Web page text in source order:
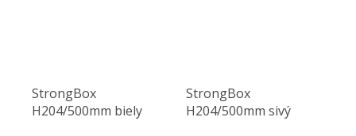
StrongBox
H204/500mm biely
StrongBox
H204/500mm sivý